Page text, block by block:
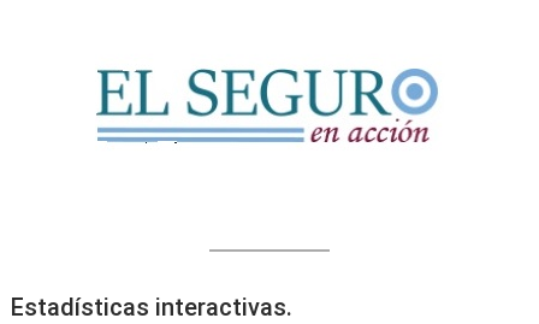
Estadísticas interactivas.